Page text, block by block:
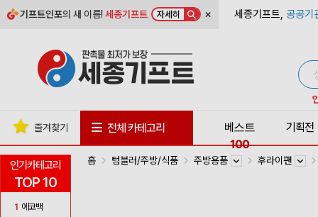
기프트인포의 새 이름!세종기프트 자세히 × 세종기프트, 공공기
인기카테고리
TOP 10
1 에코백
즐겨찾기 전체 카테고리
베스트
100
기획전
홈 텀블러/주방/식품 주방용품 후라이팬